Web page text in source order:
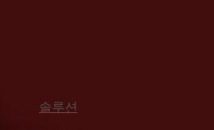
솔루션